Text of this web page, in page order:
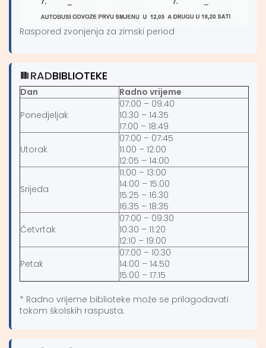
Raspored zvonjenja za zimski period
RADBIBLIOTEKE
Dan
Radno vrijeme
Ponedjeljak
07:00 – 09:40
10:30 – 14:35
17:00 – 18:49
Utorak
07:00 – 07:45
11:00 – 12:00
12:05 – 14:00
Srijeda
11:00 – 13:00
14:00 – 15:00
15:25 – 16:30
16:35 – 18:35
Četvrtak
07:00 – 09:30
10:30 – 11:20
12:10 – 19:00
Petak
07:00 – 10:30
14:00 – 14:50
15:00 – 17:15
* Radno vrijeme biblioteke može se prilagođavati
tokom školskih raspusta.